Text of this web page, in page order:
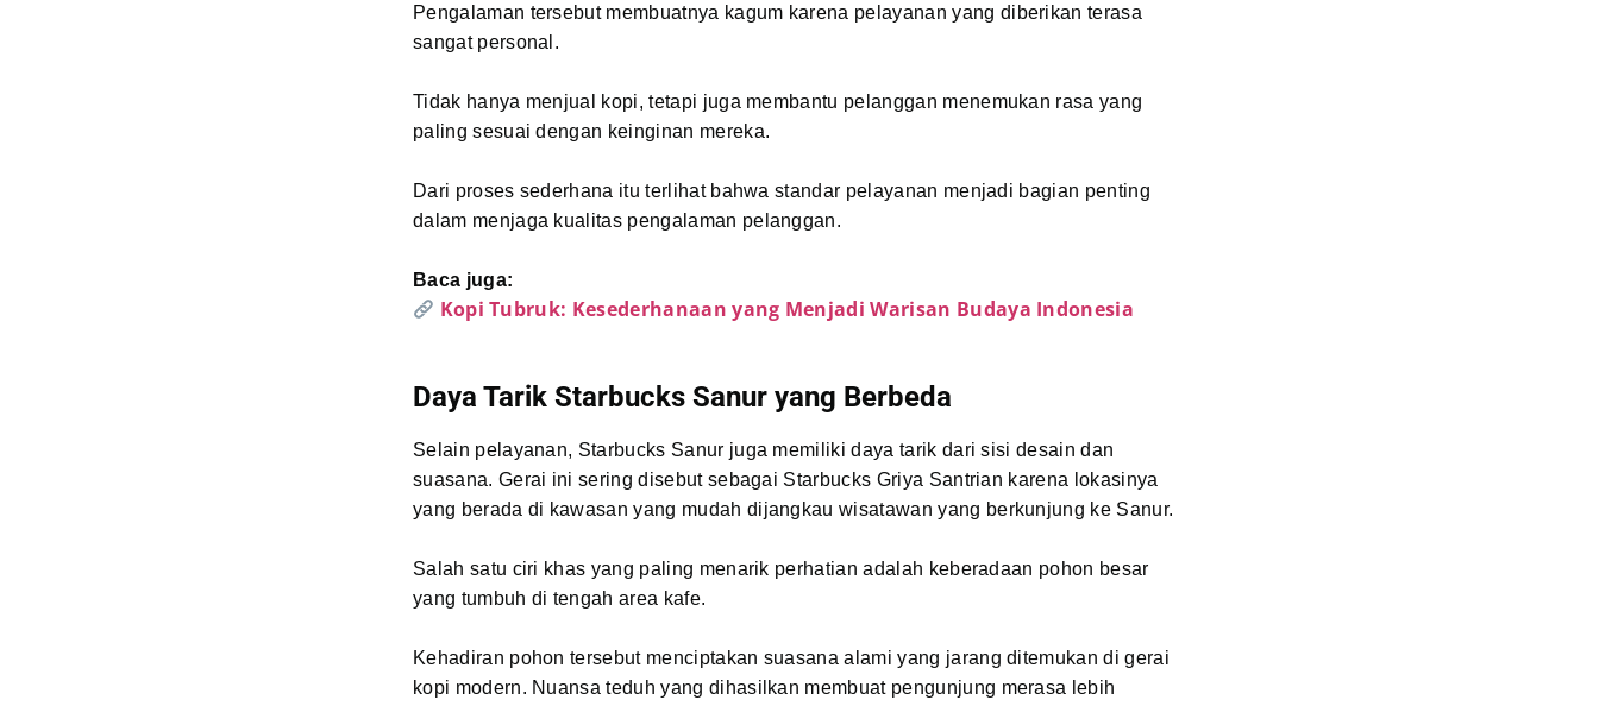
Pengalaman tersebut membuatnya kagum karena pelayanan yang diberikan terasa
sangat personal.
Tidak hanya menjual kopi, tetapi juga membantu pelanggan menemukan rasa yang
paling sesuai dengan keinginan mereka.
Dari proses sederhana itu terlihat bahwa standar pelayanan menjadi bagian penting
dalam menjaga kualitas pengalaman pelanggan.
Baca juga:
Kopi Tubruk: Kesederhanaan yang Menjadi Warisan Budaya Indonesia
Daya Tarik Starbucks Sanur yang Berbeda
Selain pelayanan, Starbucks Sanur juga memiliki daya tarik dari sisi desain dan
suasana. Gerai ini sering disebut sebagai Starbucks Griya Santrian karena lokasinya
yang berada di kawasan yang mudah dijangkau wisatawan yang berkunjung ke Sanur.
Salah satu ciri khas yang paling menarik perhatian adalah keberadaan pohon besar
yang tumbuh di tengah area kafe.
Kehadiran pohon tersebut menciptakan suasana alami yang jarang ditemukan di gerai
kopi modern. Nuansa teduh yang dihasilkan membuat pengunjung merasa lebih